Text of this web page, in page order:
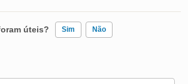
úteis? Sim Não